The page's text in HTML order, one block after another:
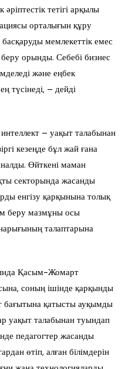
тетігі арқылы
орталығын құру
мемлекеттік емес
орынды. Себебі бизнес
және еңбек
түсінеді, – дейді
– уақыт талабынан
кезеңде бұл жай ғана
Өйткені маман
секторында жасанды
енгізу қарқынына толық
беру мазмұны осы
талаптарына
Қасым-Жомарт
соның ішінде қарқынды
бағытына қатысты ауқымды
уақыт талабынан туындап
педагогтер жасанды
өтіп, алған білімдерін